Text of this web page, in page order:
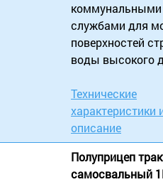
коммунальными
службами для
поверхностей
воды высокого
Технические
характеристики
описание
Полуприцеп
самосвальный